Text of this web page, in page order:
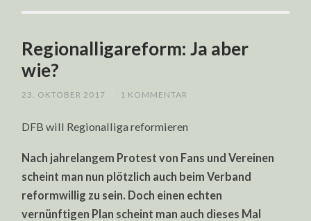
Regionalligareform: Ja aber
wie?
23. OKTOBER 2017 1 KOMMENTAR
DFB will Regionalliga reformieren
Nach jahrelangem Protest von Fans und Vereinen
scheint man nun plötzlich auch beim Verband
reformwillig zu sein. Doch einen echten
vernünftigen Plan scheint man auch dieses Mal